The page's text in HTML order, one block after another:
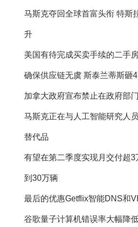
马斯克夺回全球首富头衔 特斯
升
美国有待完成买卖手续的二手
确保供应链无虞 斯泰兰蒂斯砸
加拿大政府宣布禁止在政府部
马斯克正在与人工智能研究人
替代品
有望在第二季度实现月交付超
到30万辆
最后的优惠Getflix智能DNS和
谷歌量子计算机错误率大幅降